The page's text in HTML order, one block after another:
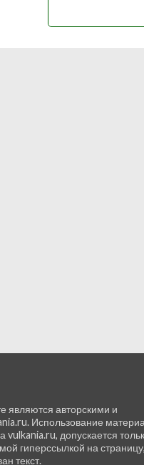
являются авторскими и
Использование
vulkania.ru, допускается
гиперссылкой на
текст.